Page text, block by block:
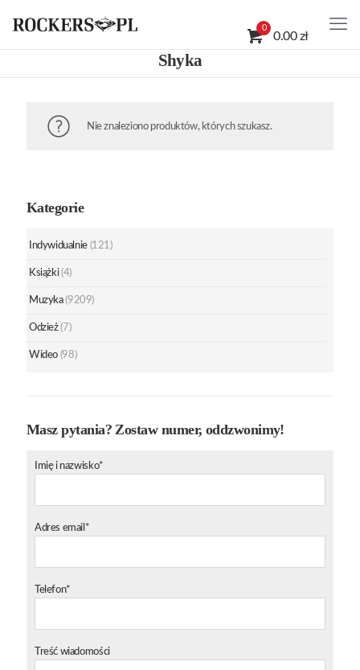
0
0.00 zł
Shyka
Nie znaleziono produktów, których szukasz.
Kategorie
Indywidualnie (121)
Książki (4)
Muzyka (9209)
Odzież (7)
Wideo (98)
Masz pytania? Zostaw numer, oddzwonimy!
Imię i nazwisko*
Adres email*
Telefon*
Treść wiadomości